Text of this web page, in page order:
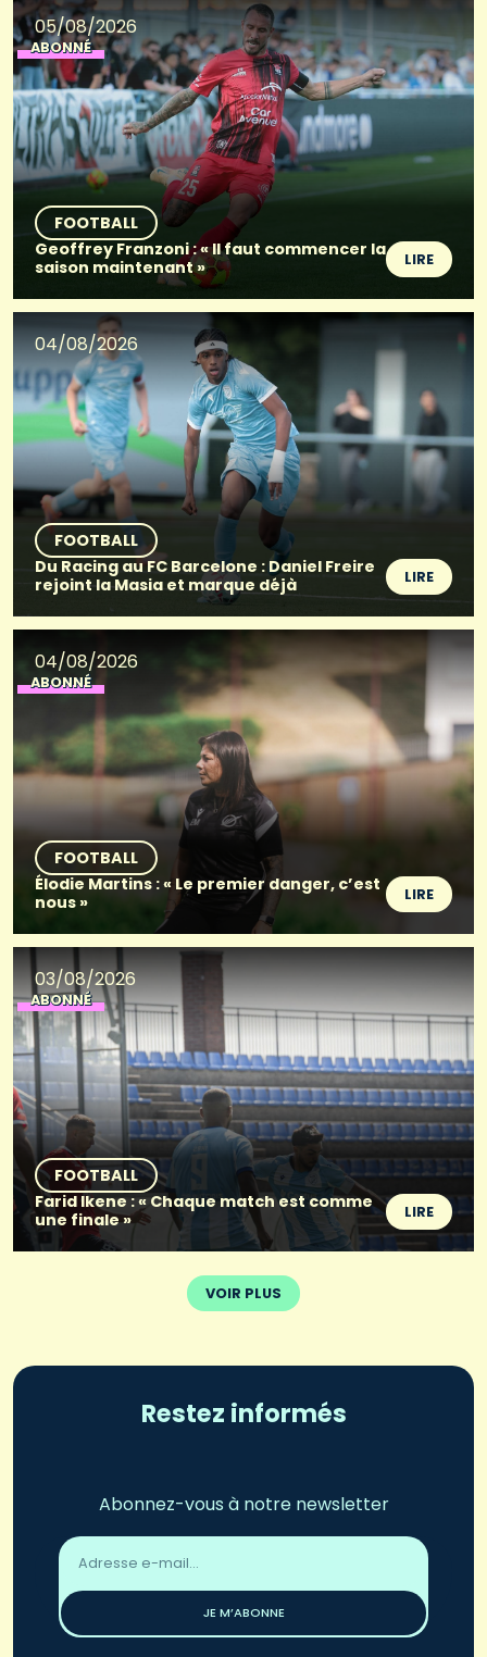
05/08/2026
ABONNÉ
FOOTBALL
Geoffrey Franzoni : « Il faut commencer la
saison maintenant »
LIRE
04/08/2026
FOOTBALL
Du Racing au FC Barcelone : Daniel Freire
rejoint la Masia et marque déjà
LIRE
04/08/2026
ABONNÉ
FOOTBALL
Élodie Martins : « Le premier danger, c’est
nous »
LIRE
03/08/2026
ABONNÉ
FOOTBALL
Farid Ikene : « Chaque match est comme
une finale »
LIRE
VOIR PLUS
Restez informés
Abonnez-vous à notre newsletter
Adresse
email
JE M’ABONNE